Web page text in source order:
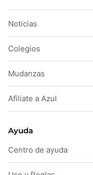
Noticias
Colegios
Mudanzas
Afiliate a Azul
Ayuda
Centro de ayuda